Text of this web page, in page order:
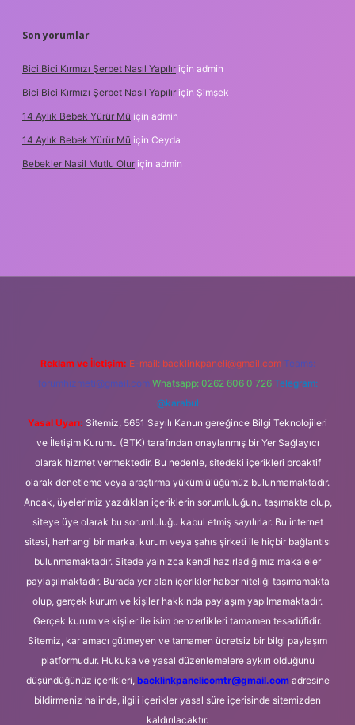
Son yorumlar
Bici Bici Kırmızı Şerbet Nasıl Yapılır için admin
Bici Bici Kırmızı Şerbet Nasıl Yapılır için Şimşek
14 Aylık Bebek Yürür Mü için admin
14 Aylık Bebek Yürür Mü için Ceyda
Bebekler Nasil Mutlu Olur için admin
Reklam ve İletişim: E-mail: backlinkpaneli@gmail.com Teams:
forumhizmeti@gmail.com Whatsapp: 0262 606 0 726 Telegram:
@karabul
Yasal Uyarı: Sitemiz, 5651 Sayılı Kanun gereğince Bilgi Teknolojileri
ve İletişim Kurumu (BTK) tarafından onaylanmış bir Yer Sağlayıcı
olarak hizmet vermektedir. Bu nedenle, sitedeki içerikleri proaktif
olarak denetleme veya araştırma yükümlülüğümüz bulunmamaktadır.
Ancak, üyelerimiz yazdıkları içeriklerin sorumluluğunu taşımakta olup,
siteye üye olarak bu sorumluluğu kabul etmiş sayılırlar. Bu internet
sitesi, herhangi bir marka, kurum veya şahıs şirketi ile hiçbir bağlantısı
bulunmamaktadır. Sitede yalnızca kendi hazırladığımız makaleler
paylaşılmaktadır. Burada yer alan içerikler haber niteliği taşımamakta
olup, gerçek kurum ve kişiler hakkında paylaşım yapılmamaktadır.
Gerçek kurum ve kişiler ile isim benzerlikleri tamamen tesadüfidir.
Sitemiz, kar amacı gütmeyen ve tamamen ücretsiz bir bilgi paylaşım
platformudur. Hukuka ve yasal düzenlemelere aykırı olduğunu
düşündüğünüz içerikleri, backlinkpanelicomtr@gmail.comadresine
bildirmeniz halinde, ilgili içerikler yasal süre içerisinde sitemizden
kaldırılacaktır.